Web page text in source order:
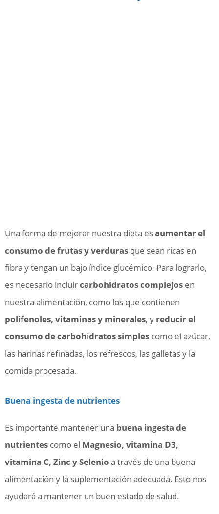
Una forma de mejorar nuestra dieta esaumentar el
consumo de frutas y verduras que sean ricas en
fibra y tengan un bajo índice glucémico. Para lograrlo,
es necesario incluircarbohidratos complejos en
nuestra alimentación, como los que contienen
polifenoles, vitaminas y minerales, y reducir el
consumo de carbohidratos simples como el azúcar,
las harinas refinadas, los refrescos, las galletas y la
comida procesada.
Buena ingesta de nutrientes
Es importante mantener una buena ingesta de
nutrientes como el Magnesio, vitamina D3,
vitamina C, Zinc y Selenio a través de una buena
alimentación y la suplementación adecuada. Esto nos
ayudará a mantener un buen estado de salud.